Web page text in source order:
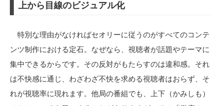
上から目線のビジュアル化
特別な理由がなければセオリーに従うのがすべてのコンテ
ンツ制作における定石。なぜなら、視聴者が話題やテーマに
集中できるからです。その反対がもたらすのは違和感。それ
は不快感に通じ、わざわざ不快を求める視聴者はおらず、そ
れが視聴率に現れます。他局の番組でも、上下（かみしも）